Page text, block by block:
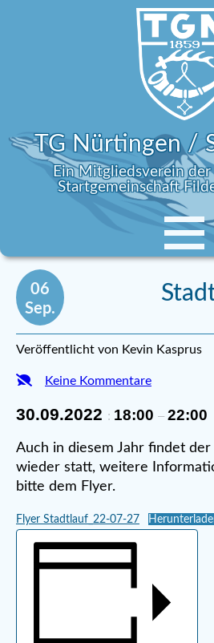
TG Nürtingen /
Ein Mitgliedsverein
Startgemeinschaft
06
Sep.
Veröffentlicht von Kevin Kasprus
Keine Kommentare
30.09.2022 : 18:00 – 22:00
Auch in diesem Jahr findet
wieder statt, weitere
bitte dem Flyer.
Flyer Stadtlauf_22-07-27